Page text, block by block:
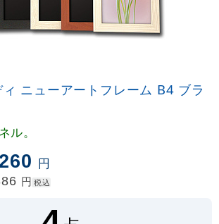
ニューアートフレーム B4 ブラ
ル。
円
円 税込